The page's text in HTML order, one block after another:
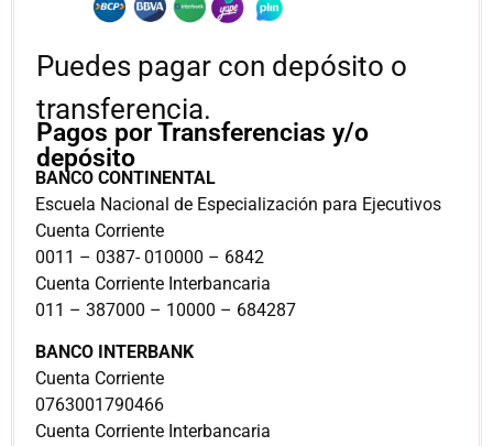
Puedes pagar con depósito o
transferencia.
BANCO CONTINENTAL
Escuela Nacional de Especialización para Ejecutivos
Cuenta Corriente
0011 – 0387- 010000 – 6842
Cuenta Corriente Interbancaria
011 – 387000 – 10000 – 684287
BANCO INTERBANK
Cuenta Corriente
0763001790466
Cuenta Corriente Interbancaria
Pagos por Transferencias y/o
depósito